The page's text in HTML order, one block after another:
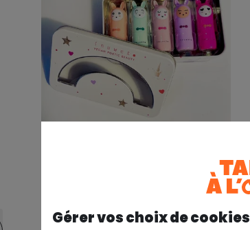
Rainbow delux box - 5 baumes à
Gérer vos choix de cookies